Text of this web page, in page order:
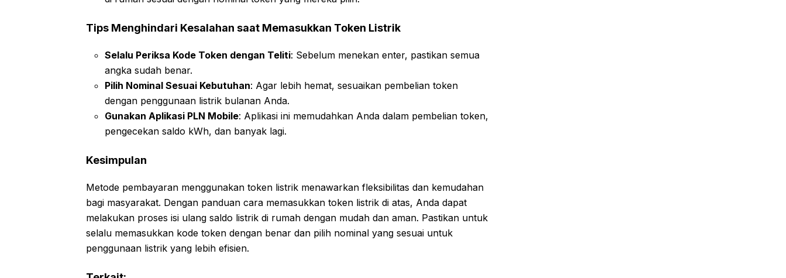
Tips Menghindari Kesalahan saat Memasukkan Token Listrik
Selalu Periksa Kode Token dengan Teliti: Sebelum menekan enter, pastikan semua
angka sudah benar.
Pilih Nominal Sesuai Kebutuhan: Agar lebih hemat, sesuaikan pembelian token
dengan penggunaan listrik bulanan Anda.
Gunakan Aplikasi PLN Mobile: Aplikasi ini memudahkan Anda dalam pembelian token,
pengecekan saldo kWh, dan banyak lagi.
Kesimpulan
Metode pembayaran menggunakan token listrik menawarkan fleksibilitas dan kemudahan
bagi masyarakat. Dengan panduan cara memasukkan token listrik di atas, Anda dapat
melakukan proses isi ulang saldo listrik di rumah dengan mudah dan aman. Pastikan untuk
selalu memasukkan kode token dengan benar dan pilih nominal yang sesuai untuk
penggunaan listrik yang lebih efisien.